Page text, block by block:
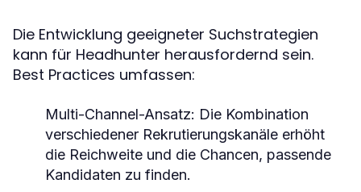
Die Entwicklung geeigneter Suchstrategien
kann für Headhunter herausfordernd sein.
Best Practices umfassen:
Multi-Channel-Ansatz: Die Kombination
verschiedener Rekrutierungskanäle erhöht
die Reichweite und die Chancen, passende
Kandidaten zu finden.